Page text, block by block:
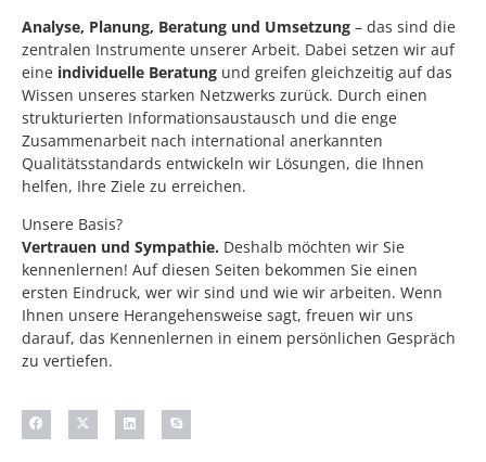
Analyse, Planung, Beratung und Umsetzung – das sind die
zentralen Instrumente unserer Arbeit. Dabei setzen wir auf
eine individuelle Beratung und greifen gleichzeitig auf das
Wissen unseres starken Netzwerks zurück. Durch einen
strukturierten Informationsaustausch und die enge
Zusammenarbeit nach international anerkannten
Qualitätsstandards entwickeln wir Lösungen, die Ihnen
helfen, Ihre Ziele zu erreichen.
Unsere Basis?
Vertrauen und Sympathie. Deshalb möchten wir Sie
kennenlernen! Auf diesen Seiten bekommen Sie einen
ersten Eindruck, wer wir sind und wie wir arbeiten. Wenn
Ihnen unsere Herangehensweise sagt, freuen wir uns
darauf, das Kennenlernen in einem persönlichen Gespräch
zu vertiefen.